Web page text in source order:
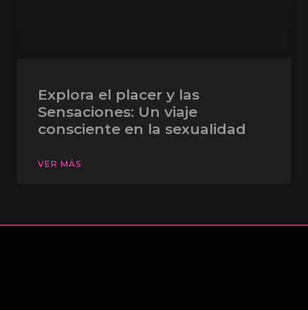
Explora el placer y las
Sensaciones: Un viaje
consciente en la sexualidad
VER MÁS